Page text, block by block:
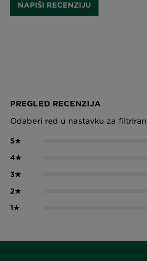
NAPIŠI RECENZIJU
PREGLED RECENZIJA
Odaberi red u nastavku za
5★
4★
3★
2★
1★